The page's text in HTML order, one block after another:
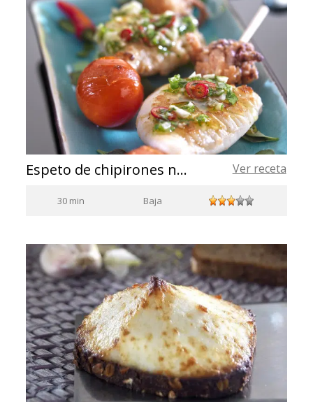
Espeto de chipirones na chapa com alho e salsinha Ver receta
30 min Baja